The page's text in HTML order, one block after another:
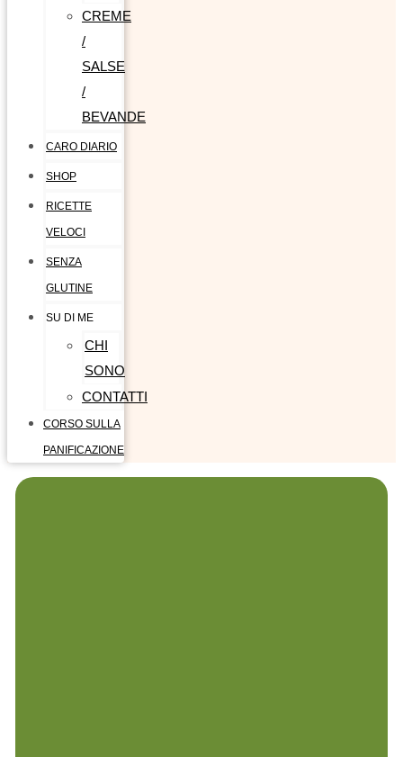
CREME
/
SALSE
/
BEVANDE
CARO DIARIO
SHOP
RICETTE
VELOCI
SENZA
GLUTINE
SU DI ME
CHI
SONO
CONTATTI
CORSO SULLA
PANIFICAZIONE